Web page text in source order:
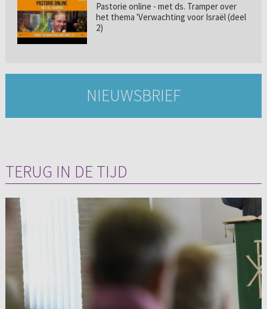
Pastorie online - met ds. Tramper over
het thema 'Verwachting voor Israël (deel
2)
NIEUWSBRIEF
TERUG IN DE TIJD